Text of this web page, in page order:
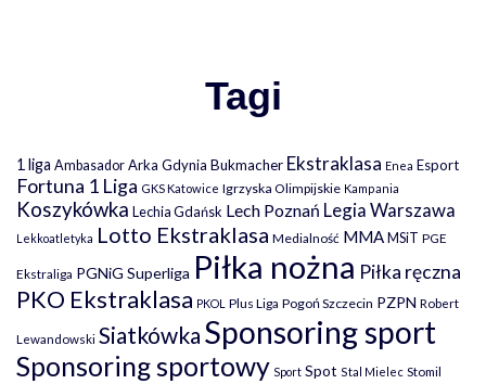
Tagi
1 liga Ambasador Arka Gdynia Bukmacher Ekstraklasa Enea Esport
Fortuna 1 Liga GKS Katowice Igrzyska Olimpijskie Kampania
Koszykówka Lechia Gdańsk Lech Poznań Legia Warszawa
Lekkoatletyka Lotto Ekstraklasa Medialność MMAMSiT PGE
Ekstraliga PGNiG Superliga Piłka nożna Piłka ręczna
PKO Ekstraklasa PKOL Plus Liga Pogoń Szczecin PZPN Robert
Lewandowski Siatkówka Sponsoring sport
Sponsoring sportowy Sport Spot Stal Mielec Stomil